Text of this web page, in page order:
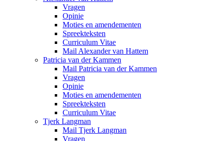
Vragen
Opinie
Moties en amendementen
Spreekteksten
Curriculum Vitae
Mail Alexander van Hattem
Patricia van der Kammen
Mail Patricia van der Kammen
Vragen
Opinie
Moties en amendementen
Spreekteksten
Curriculum Vitae
Tjerk Langman
Mail Tjerk Langman
Vragen